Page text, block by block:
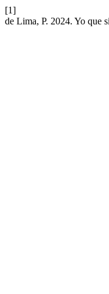
[1]
de Lima, P. 2024. Yo que